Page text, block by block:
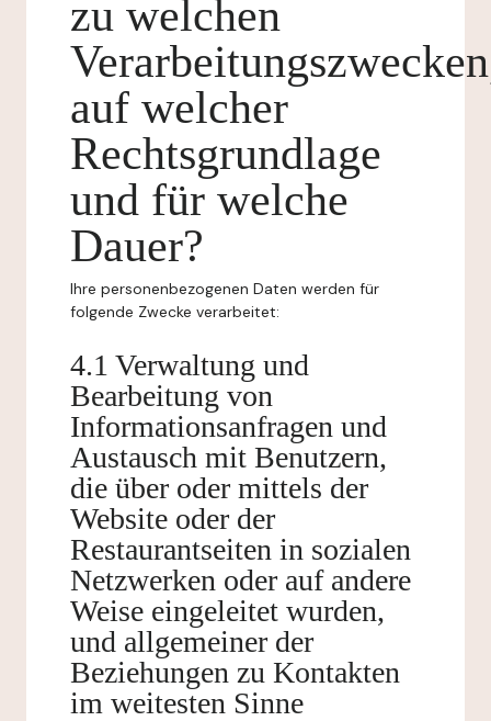
zu welchen
auf welcher
Rechtsgrundlage
und für welche
Dauer?
Ihre personenbezogenen Daten werden für
folgende Zwecke verarbeitet:
4.1 Verwaltung und
Bearbeitung von
Informationsanfragen und
Austausch mit Benutzern,
die über oder mittels der
Website oder der
Restaurantseiten in sozialen
Netzwerken oder auf andere
Weise eingeleitet wurden,
und allgemeiner der
Beziehungen zu Kontakten
im weitesten Sinne